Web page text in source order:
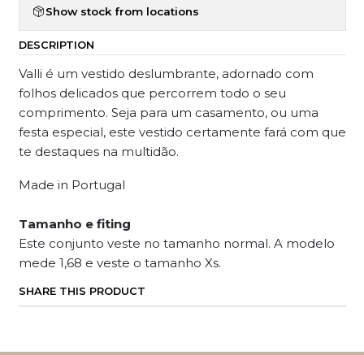
Show stock from locations
DESCRIPTION
Valli é um vestido deslumbrante, adornado com
folhos delicados que percorrem todo o seu
comprimento. Seja para um casamento, ou uma
festa especial, este vestido certamente fará com que
te destaques na multidão.
Made in Portugal
Tamanho e fiting
Este conjunto veste no tamanho normal. A modelo
mede 1,68 e veste o tamanho Xs.
SHARE THIS PRODUCT